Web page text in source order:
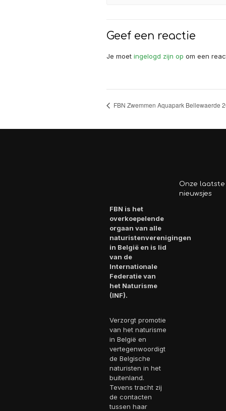
Geef een reactie
Je moet ingelogd zijn op om een
FBN Zwemmen Aquapark Bellewaerde
FBN is het
overkoepelende
orgaan van alle
naturistenverenigingen
in België en is lid
van de
Internationale
Federatie van
het Naturisme
(INF).
Verzorgt promotie
van het naturisme
in België en
vertegenwoordigt
de Belgische
naturisten in het
buitenland.
Tevens tracht zij
de contacten
tussen haar
Onze laatste
nieuwsjes